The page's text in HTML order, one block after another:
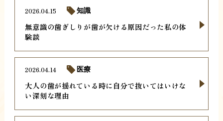
無意識の歯ぎしりが歯が欠ける原因だった私の体
験談
2026.04.15 知識
大人の歯が揺れている時に自分で抜いてはいけな
い深刻な理由
2026.04.14 医療